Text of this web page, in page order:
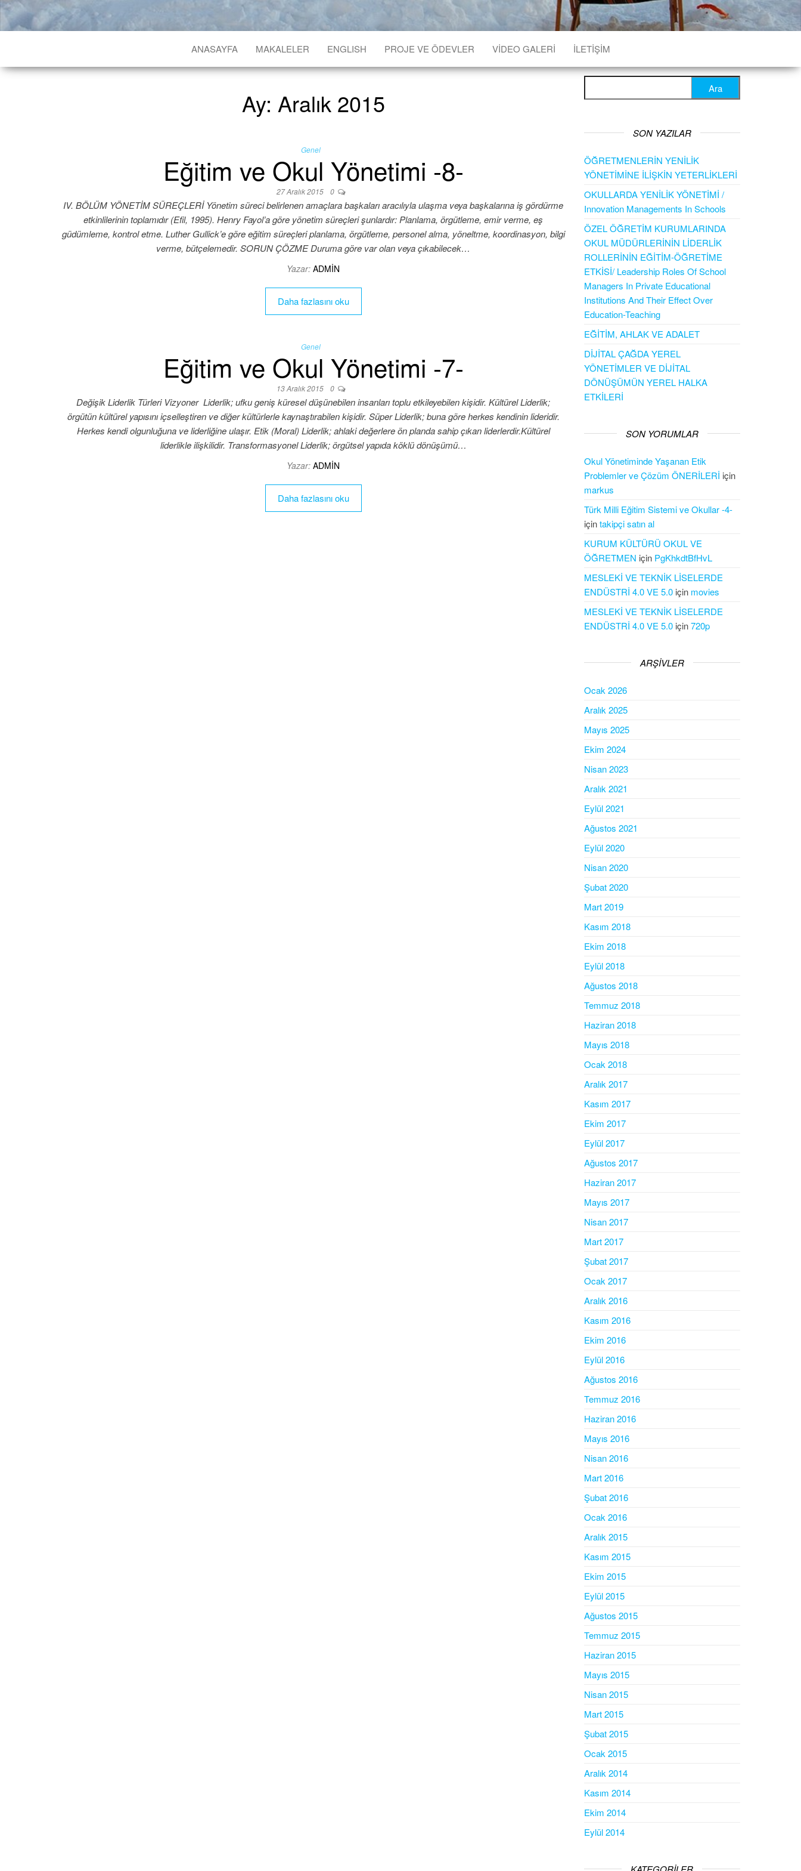
ANASAYFA MAKALELER ENGLISH PROJE VE ÖDEVLER VIDEO GALERI İLETIŞIM
Ay: Aralık 2015
Genel
Eğitim ve Okul Yönetimi -8-
27 Aralık 2015 0
IV. BÖLÜM YÖNETİM SÜREÇLERİ Yönetim süreci belirlenen amaçlara başkaları aracılıyla ulaşma veya başkalarına iş gördürme
etkinlilerinin toplamıdır (Efil, 1995). Henry Fayol’a göre yönetim süreçleri şunlardır: Planlama, örgütleme, emir verme, eş
güdümleme, kontrol etme. Luther Gullick’e göre eğitim süreçleri planlama, örgütleme, personel alma, yöneltme, koordinasyon, bilgi
verme, bütçelemedir. SORUN ÇÖZME Duruma göre var olan veya çıkabilecek…
Yazar: ADMIN
Daha fazlasını oku
Genel
Eğitim ve Okul Yönetimi -7-
13 Aralık 2015 0
Değişik Liderlik Türleri Vizyoner Liderlik; ufku geniş küresel düşünebilen insanları toplu etkileyebilen kişidir. Kültürel Liderlik;
örgütün kültürel yapısını içselleştiren ve diğer kültürlerle kaynaştırabilen kişidir. Süper Liderlik; buna göre herkes kendinin lideridir.
Herkes kendi olgunluğuna ve liderliğine ulaşır. Etik (Moral) Liderlik; ahlaki değerlere ön planda sahip çıkan liderlerdir.Kültürel
liderlikle ilişkilidir. Transformasyonel Liderlik; örgütsel yapıda köklü dönüşümü…
Yazar: ADMIN
Daha fazlasını oku
SON YAZILAR
ÖĞRETMENLERİN YENİLİK
YÖNETİMİNE İLİŞKİN YETERLİKLERİ
OKULLARDA YENİLİK YÖNETİMİ /
Innovation Managements In Schools
ÖZEL ÖĞRETİM KURUMLARINDA
OKUL MÜDÜRLERİNİN LİDERLİK
ROLLERİNİN EĞİTİM-ÖĞRETİME
ETKİSİ/ Leadership Roles Of School
Managers In Private Educational
Institutions And Their Effect Over
Education-Teaching
EĞİTİM, AHLAK VE ADALET
DİJİTAL ÇAĞDA YEREL
YÖNETİMLER VE DİJİTAL
DÖNÜŞÜMÜN YEREL HALKA
ETKİLERİ
SON YORUMLAR
Okul Yönetiminde Yaşanan Etik
Problemler ve Çözüm ÖNERİLERİ için
markus
Türk Milli Eğitim Sistemi ve Okullar -4-
içintakipçi satın al
KURUM KÜLTÜRÜ OKUL VE
ÖĞRETMEN için PgKhkdtBfHvL
MESLEKİ VE TEKNİK LİSELERDE
ENDÜSTRİ 4.0 VE 5.0için movies
MESLEKİ VE TEKNİK LİSELERDE
ENDÜSTRİ 4.0 VE 5.0için720p
ARŞIVLER
Ocak 2026
Aralık 2025
Mayıs 2025
Ekim 2024
Nisan 2023
Aralık 2021
Eylül 2021
Ağustos 2021
Eylül 2020
Nisan 2020
Şubat 2020
Mart 2019
Kasım 2018
Ekim 2018
Eylül 2018
Ağustos 2018
Temmuz 2018
Haziran 2018
Mayıs 2018
Ocak 2018
Aralık 2017
Kasım 2017
Ekim 2017
Eylül 2017
Ağustos 2017
Haziran 2017
Mayıs 2017
Nisan 2017
Mart 2017
Şubat 2017
Ocak 2017
Aralık 2016
Kasım 2016
Ekim 2016
Eylül 2016
Ağustos 2016
Temmuz 2016
Haziran 2016
Mayıs 2016
Nisan 2016
Mart 2016
Şubat 2016
Ocak 2016
Aralık 2015
Kasım 2015
Ekim 2015
Eylül 2015
Ağustos 2015
Temmuz 2015
Haziran 2015
Mayıs 2015
Nisan 2015
Mart 2015
Şubat 2015
Ocak 2015
Aralık 2014
Kasım 2014
Ekim 2014
Eylül 2014